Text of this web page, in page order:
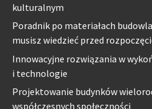
kulturalnym
Poradnik po materiałach
musisz wiedzieć przed
Innowacyjne rozwiązania w
i technologie
Projektowanie budynków
współczesnych społeczności